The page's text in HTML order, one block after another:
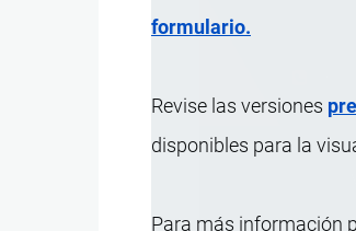
formulario.
Revise las versiones
disponibles para la
Para más información